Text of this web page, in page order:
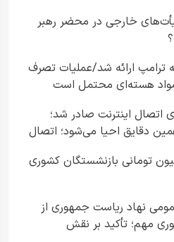
خارجی در محضر رهبر
ارائه شد/عملیات تصرف
هسته‌ای محتمل است
اتصال اینترنت صادر شد؛
دقایق احیا می‌شود؛ اتصال
وام ۷۵ میلیون تومانی بازنشستگان کشوری
نهاد ریاست جمهوری از
مهم؛ تأکید بر نقش